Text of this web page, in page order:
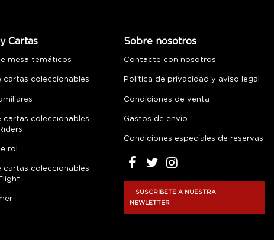
Cartas
mesa temáticos
cartas coleccionables
cartas coleccionables
rol
cartas coleccionables
Sobre nosotros
Contacte con nosotros
Política de privacidad y aviso legal
Condiciones de venta
Gastos de envío
Condiciones especiales de reservas
SUSCRÍBETE A NUESTRA
NEWLETTER